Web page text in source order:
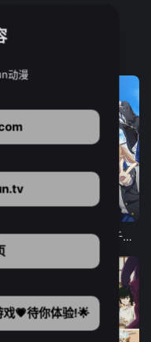
～♡
13集全
弹珠汽水瓶里的千岁同学
动漫
💗待你体验!🌟